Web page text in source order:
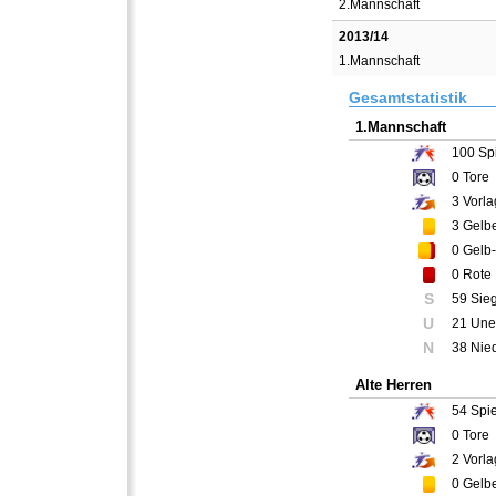
2.Mannschaft
2013/14
1.Mannschaft
Gesamtstatistik
1.Mannschaft
100
0 Tore
3
3
0
0 Rote
S 59
U 21
N 38
Alte Herren
54
0 Tore
2
0